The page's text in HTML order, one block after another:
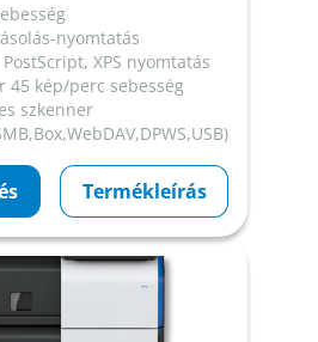
nyomtatás
XPS nyomtatás
45 kép/perc sebesség
szkenner
Termékleírás